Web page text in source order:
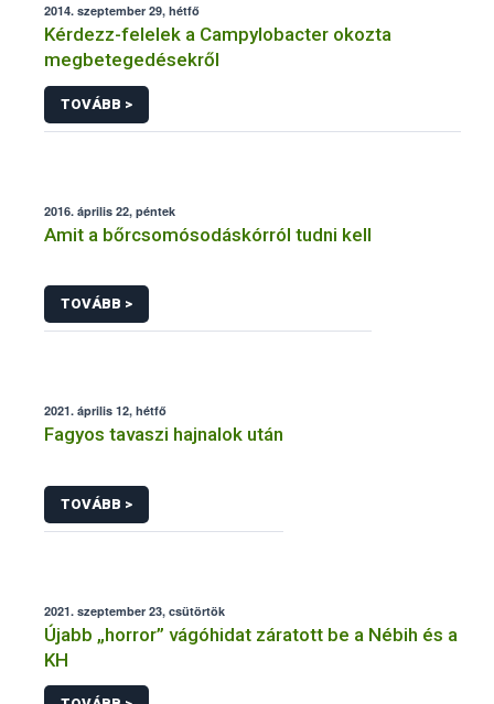
2014. szeptember 29, hétfő
Kérdezz-felelek a Campylobacter okozta
megbetegedésekről
TOVÁBB >
2016. április 22, péntek
Amit a bőrcsomósodáskórról tudni kell
TOVÁBB >
2021. április 12, hétfő
Fagyos tavaszi hajnalok után
TOVÁBB >
2021. szeptember 23, csütörtök
Újabb „horror” vágóhidat záratott be a Nébih és a
KH